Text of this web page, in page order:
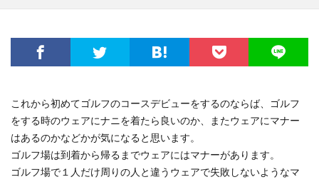
これから初めてゴルフのコースデビューをするのならば、ゴルフ
をする時のウェアにナニを着たら良いのか、またウェアにマナー
はあるのかなどかが気になると思います。
ゴルフ場は到着から帰るまでウェアにはマナーがあります。
ゴルフ場で１人だけ周りの人と違うウェアで失敗しないようなマ